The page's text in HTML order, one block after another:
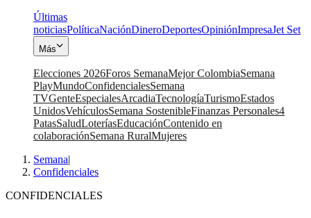
Últimas
noticiasPolíticaNaciónDineroDeportesOpiniónImpresaJet Set
Más
Elecciones 2026Foros SemanaMejor ColombiaSemana
PlayMundoConfidencialesSemana
TVGenteEspecialesArcadiaTecnologíaTurismoEstados
UnidosVehículosSemana SostenibleFinanzas Personales4
PatasSaludLoteríasEducaciónContenido en
colaboraciónSemana RuralMujeres
Semana|
Confidenciales
CONFIDENCIALES